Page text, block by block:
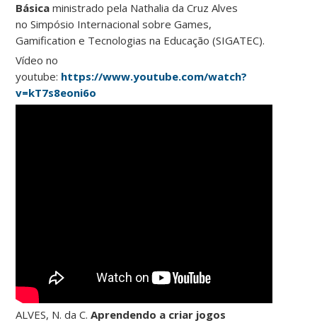
Básica ministrado pela Nathalia da Cruz Alves
no Simpósio Internacional sobre Games,
Gamification e Tecnologias na Educação (SIGATEC).
Vídeo no
youtube: https://www.youtube.com/watch?
v=kT7s8eoni6o
ALVES, N. da C.Aprendendo a criar jogos